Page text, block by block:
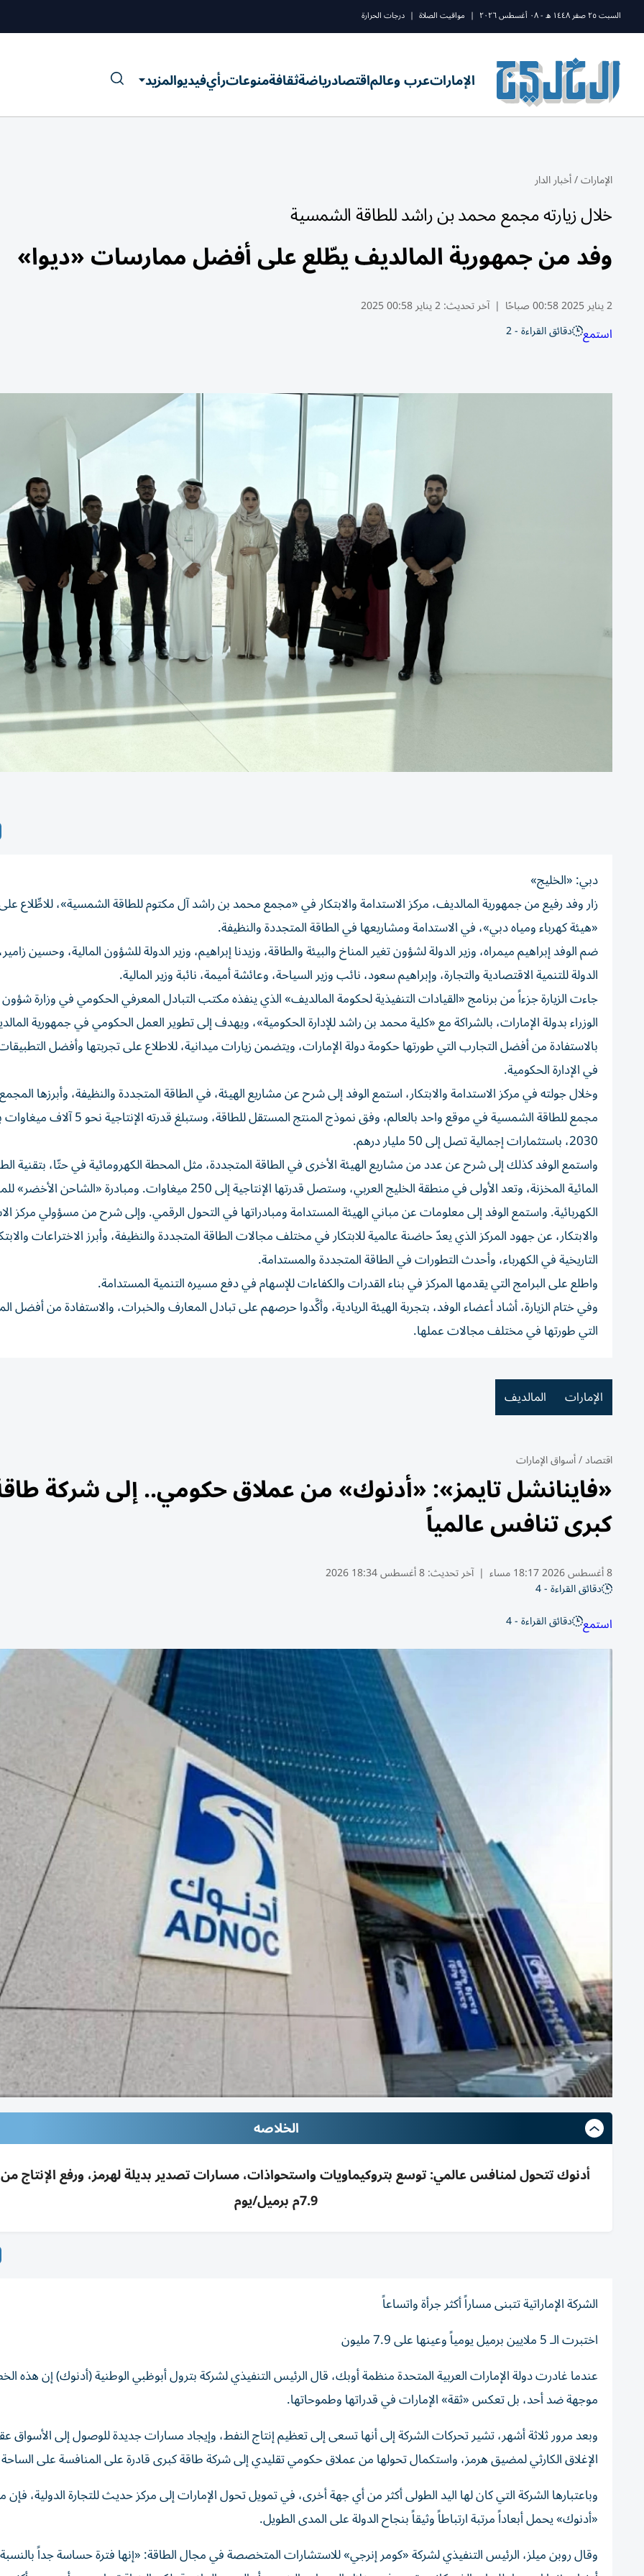
السبت ٢٥ صفر ١٤٤٨ ه - ٠٨ أغسطس ٢٠٢٦ | مواقيت الصلاة | درجات الحرارة
الإماراتعرب وعالماقتصادرياضةثقافةمنوعاترأيفيديوالمزيد
الإمارات/أخبار الدار
خلال زيارته مجمع محمد بن راشد للطاقة الشمسية
وفد من جمهورية المالديف يطّلع على أفضل ممارسات «ديوا»
2 يناير 2025 00:58 صباحًا | آخر تحديث:2 يناير 00:58 2025
استمع دقائق القراءة - 2
دبي: «الخليج»
زار وفد رفيع من جمهورية المالديف، مركز الاستدامة والابتكار في «مجمع محمد بن راشد آل مكتوم للطاقة الشمسية»، للاطِّلاع
«هيئة كهرباء ومياه دبي»، في الاستدامة ومشاريعها في الطاقة المتجددة والنظيفة.
ضم الوفد إبراهيم ميمراه، وزير الدولة لشؤون تغير المناخ والبيئة والطاقة، وزيدنا إبراهيم، وزير الدولة للشؤون المالية، وحسين
الدولة للتنمية الاقتصادية والتجارة، وإبراهيم سعود، نائب وزير السياحة، وعائشة أميمة، نائبة وزير المالية.
جاءت الزيارة جزءاً من برنامج «القيادات التنفيذية لحكومة المالديف» الذي ينفذه مكتب التبادل المعرفي الحكومي في وزارة
الوزراء بدولة الإمارات، بالشراكة مع «كلية محمد بن راشد للإدارة الحكومية»، ويهدف إلى تطوير العمل الحكومي في جمهورية
بالاستفادة من أفضل التجارب التي طورتها حكومة دولة الإمارات، ويتضمن زيارات ميدانية، للاطلاع على تجربتها وأفضل
في الإدارة الحكومية.
وخلال جولته في مركز الاستدامة والابتكار، استمع الوفد إلى شرح عن مشاريع الهيئة، في الطاقة المتجددة والنظيفة، وأبرزها
مجمع للطاقة الشمسية في موقع واحد بالعالم، وفق نموذج المنتج المستقل
2030، باستثمارات إجمالية تصل إلى 50 مليار درهم.
واستمع الوفد كذلك إلى شرح عن عدد من مشاريع الهيئة الأخرى في الطاقة المتجددة، مثل المحطة الكهرومائية في حتّا، بتقنية
المائية المخزنة، وتعد الأولى في منطقة الخليج العربي، وستصل قدرتها الإنتاجية إلى 250 ميغاوات. ومبادرة
الكهربائية. واستمع الوفد إلى معلومات عن مباني الهيئة المستدامة ومبادراتها في التحول الرقمي. وإلى شرح من مسؤولي مركز
والابتكار، عن جهود المركز الذي يعدّ حاضنة عالمية للابتكار في مختلف مجالات الطاقة المتجددة والنظيفة، وأبرز الاختراعات
التاريخية في الكهرباء، وأحدث التطورات في الطاقة المتجددة والمستدامة.
واطلع على البرامج التي يقدمها المركز في بناء القدرات والكفاءات للإسهام في دفع مسيره التنمية المستدامة.
وفي ختام الزيارة، أشاد أعضاء الوفد، بتجربة الهيئة الريادية، وأكَّدوا حرصهم على تبادل المعارف والخبرات، والاستفادة من أفضل
التي طورتها في مختلف مجالات عملها.
الإمارات المالديف
اقتصاد/أسواق الإمارات
«فاينانشل تايمز»: «أدنوك» من عملاق حكومي.. إلى شركة
كبرى تنافس عالمياً
8 أغسطس 2026 18:17 مساء | آخر تحديث:8 أغسطس 18:34 2026
دقائق القراءة - 4
استمع دقائق القراءة - 4
الخلاصه
7.9م برميل/يوم
الشركة الإماراتية تتبنى مساراً أكثر جرأة واتساعاً
اختبرت الـ 5 ملايين برميل يومياً وعينها على 7.9 مليون
عندما غادرت دولة الإمارات العربية المتحدة منظمة أوبك، قال الرئيس التنفيذي لشركة بترول أبوظبي الوطنية (أدنوك) إن هذه
موجهة ضد أحد، بل تعكس «ثقة» الإمارات في قدراتها وطموحاتها.
وبعد مرور ثلاثة أشهر، تشير تحركات الشركة إلى أنها تسعى إلى تعظيم إنتاج النفط، وإيجاد مسارات جديدة للوصول إلى الأسواق
الإغلاق الكارثي لمضيق هرمز، واستكمال تحولها من عملاق حكومي تقليدي إلى شركة طاقة كبرى قادرة على المنافسة على الساحة
وباعتبارها الشركة التي كان لها اليد الطولى أكثر من أي جهة أخرى، في تمويل تحول الإمارات إلى مركز حديث للتجارة الدولية،
«أدنوك» يحمل أبعاداً مرتبة ارتباطاً وثيقاً بنجاح الدولة على المدى الطويل.
وقال روبن ميلز، الرئيس التنفيذي لشركة «كومر إنرجي» للاستشارات المتخصصة في مجال الطاقة: «إنها فترة حساسة جداً